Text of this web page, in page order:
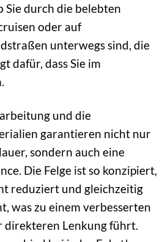
Sie durch die belebten
oder auf
unterwegs sind, die
dafür, dass Sie im
und die
garantieren nicht nur
sondern auch eine
Die Felge ist so konzipiert,
reduziert und gleichzeitig
was zu einem verbesserten
direkteren Lenkung führt.